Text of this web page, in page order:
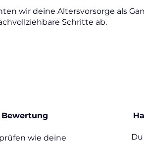
wir deine Altersvorsorge als
Schritte ab.
Bewertung
wie deine